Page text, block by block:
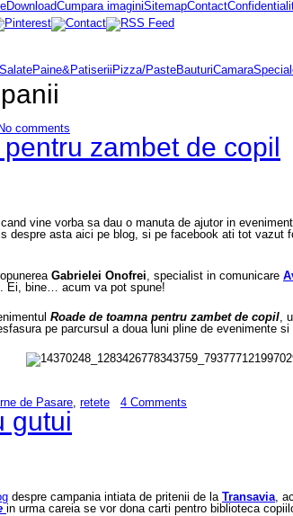
DownloadCumpara imaginiSitemapContact
SalatePaine&Patiserii Pizza/PasteBauturiCamara
No comments
zambet de copil
vine vorba sa dau o manuta de ajutor in
despre asta aici pe blog, si pe facebook ati tot
Gabrielei Onofrei, specialist in comunicare
Ei, bine… acum va pot spune!
Roade de toamna pentru zambet de copil,
pe parcursul a doua luni pline de evenimente si
de Pasare, retete 4 Comments
gutui
despre campania intiata de pritenii de la Transavia,
in urma careia se vor dona carti pentro biblioteca